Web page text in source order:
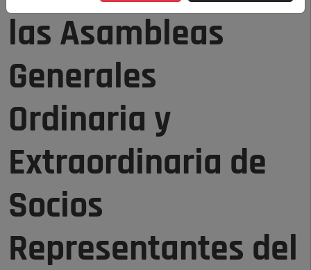
las Asambleas
Generales
Ordinaria y
Extraordinaria de
Socios
Representantes del